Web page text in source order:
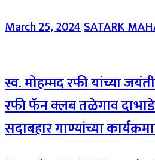
March 25, 2024SATARK
स्व. मोहम्मद रफी यांच्या
रफी फॅन क्लब तळेगाव दाभाडे
सदाबहार गाण्यांच्या